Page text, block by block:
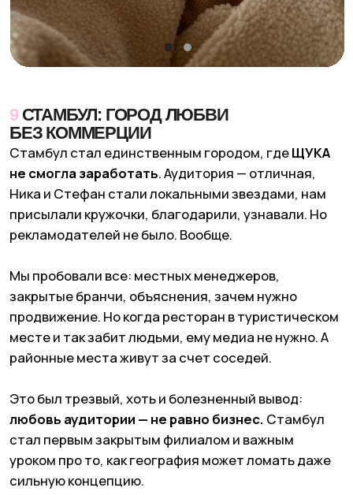
11СТАВКА НА БОЛЬШИЕ ГОРОДА:
МОСКВА И ДУБАЙ
После череды закрытий пришло понимание: наша
денег, чтобы окупить даже базовые процессы
хед-офиса (а зарплаты у нас выше среднего по
рынку). Простая метафора: можно одинаково
сажать картошку, но в черноземе она вырастет,
а в щебне — нет. Так и с медиа. Дубай и Москва —
это чернозем:высокий чек, быстрый рынок,
Дубай особенно впечатлил. Здесь мы начали
работать с Nike, Lego, Porsche. Я посчитала
цифры: даже 0,5% рынка дают такие обороты,
которые в Москве недостижимы в принципе.